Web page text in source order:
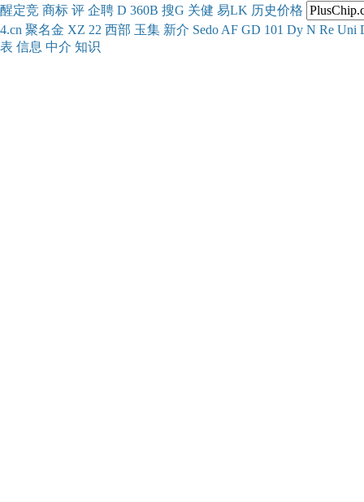
醒定竞 商标 评 企聘 D 360B 搜G 关健 易LK 历史价格
4.cn 聚名金 XZ 22 西部 玉集 新介 Sedo AF GD 101 Dy N Re Uni
表 信息 中介 知识